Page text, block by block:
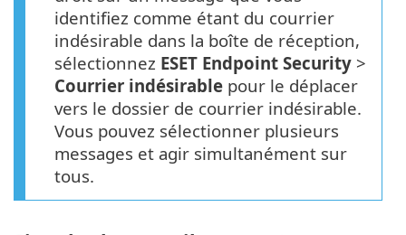
identifiez comme étant du courrier
indésirable dans la boîte de réception,
sélectionnez ESET Endpoint Security >
Courrier indésirable pour le déplacer
vers le dossier de courrier indésirable.
Vous pouvez sélectionner plusieurs
messages et agir simultanément sur
tous.